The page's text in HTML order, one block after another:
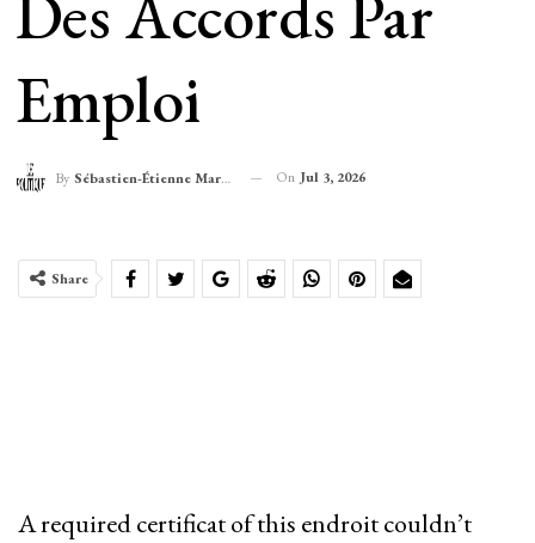
Emploi
By Sébastien-Étienne Marechal On Jul 3, 2026
Share
A required certificat of this endroit couldn’t